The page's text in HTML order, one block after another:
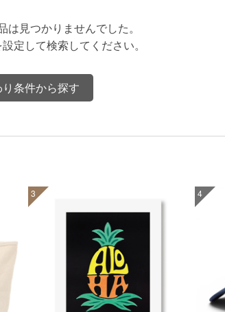
は見つかりませんでした。
定して検索してください。
り条件から探す
3 4